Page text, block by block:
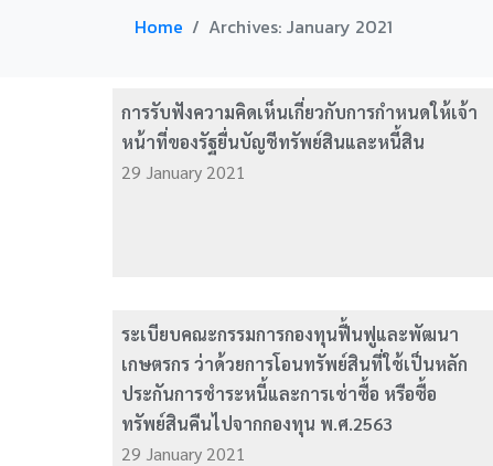
Home Archives: January 2021
การรับฟังความคิดเห็นเกี่ยวกับการกำหนดให้เจ้า
หน้าที่ของรัฐยื่นบัญชีทรัพย์สินและหนี้สิน
29 January 2021
ระเบียบคณะกรรมการกองทุนฟื้นฟูและพัฒนา
เกษตรกร ว่าด้วยการโอนทรัพย์สินที่ใช้เป็นหลัก
ประกันการชำระหนี้และการเช่าซื้อ หรือซื้อ
ทรัพย์สินคืนไปจากกองทุน พ.ศ.2563
29 January 2021